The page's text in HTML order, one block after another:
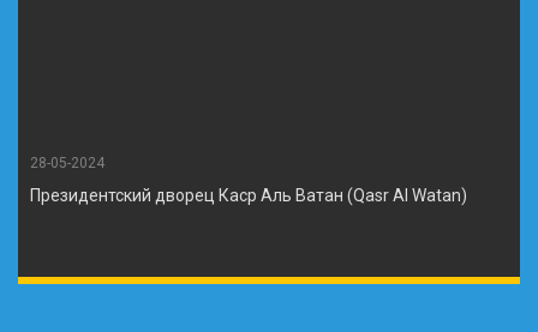
28-05-2024
Президентский дворец Каср Аль Ватан (Qasr Al Watan)